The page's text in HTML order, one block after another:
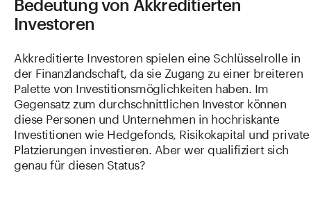
Bedeutung von Akkreditierten
Investoren
Akkreditierte Investoren spielen eine Schlüsselrolle in
der Finanzlandschaft, da sie Zugang zu einer breiteren
Palette von Investitionsmöglichkeiten haben. Im
Gegensatz zum durchschnittlichen Investor können
diese Personen und Unternehmen in hochriskante
Investitionen wie Hedgefonds, Risikokapital und private
Platzierungen investieren. Aber wer qualifiziert sich
genau für diesen Status?